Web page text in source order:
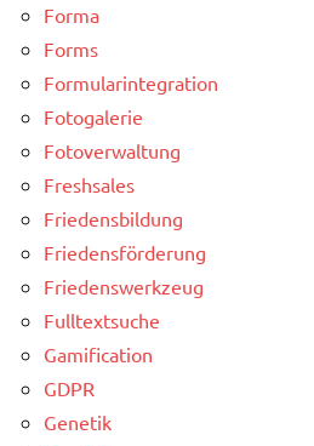
Forma
Forms
Formularintegration
Fotogalerie
Fotoverwaltung
Freshsales
Friedensbildung
Friedensförderung
Friedenswerkzeug
Fulltextsuche
Gamification
GDPR
Genetik